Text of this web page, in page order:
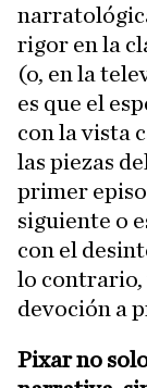
rigor en la
(o, en la
es que el
con la vista
las piezas
primer
siguiente o
con el
lo contrario,
devoción a
Pixar no